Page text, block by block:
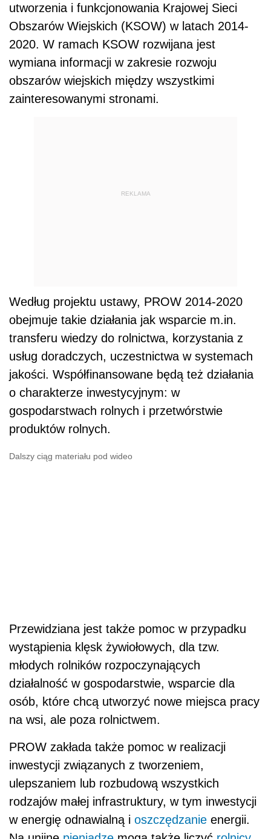
utworzenia i funkcjonowania Krajowej Sieci
Obszarów Wiejskich (KSOW) w latach 2014-
2020. W ramach KSOW rozwijana jest
wymiana informacji w zakresie rozwoju
obszarów wiejskich między wszystkimi
zainteresowanymi stronami.
REKLAMA
Według projektu ustawy, PROW 2014-2020
obejmuje takie działania jak wsparcie m.in.
transferu wiedzy do rolnictwa, korzystania z
usług doradczych, uczestnictwa w systemach
jakości. Współfinansowane będą też działania
o charakterze inwestycyjnym: w
gospodarstwach rolnych i przetwórstwie
produktów rolnych.
Dalszy ciąg materiału pod wideo
Przewidziana jest także pomoc w przypadku
wystąpienia klęsk żywiołowych, dla tzw.
młodych rolników rozpoczynających
działalność w gospodarstwie, wsparcie dla
osób, które chcą utworzyć nowe miejsca pracy
na wsi, ale poza rolnictwem.
PROW zakłada także pomoc w realizacji
inwestycji związanych z tworzeniem,
ulepszaniem lub rozbudową wszystkich
rodzajów małej infrastruktury, w tym inwestycji
w energię odnawialną i oszczędzanie energii.